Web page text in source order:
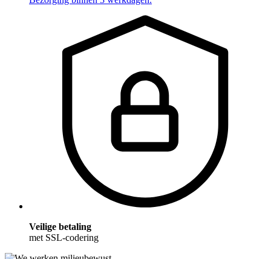
Veilige betaling
met SSL-codering